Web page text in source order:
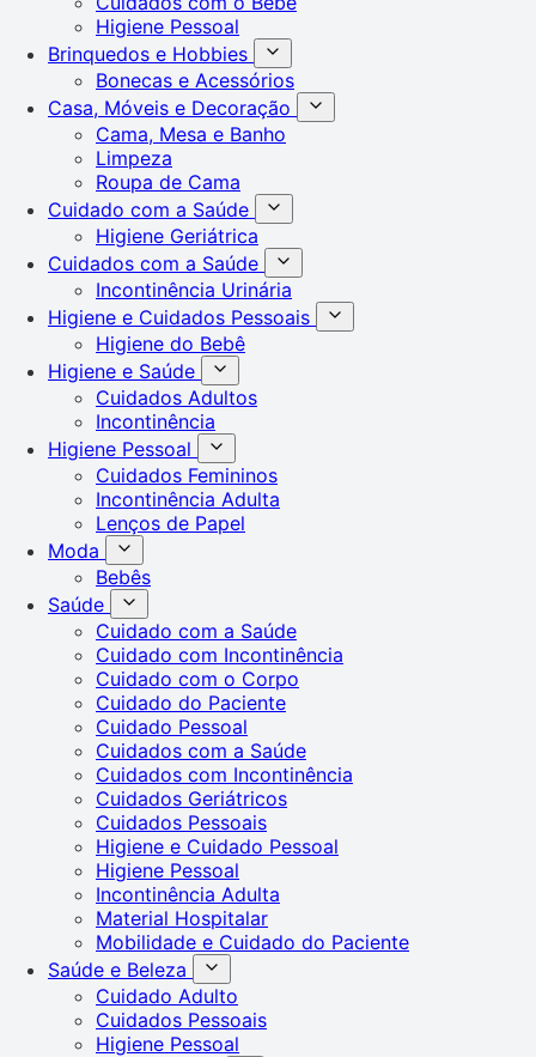
Higiene Pessoal
Brinquedos e Hobbies
Bonecas e Acessórios
Casa, Móveis e Decoração
Cama, Mesa e Banho
Limpeza
Roupa de Cama
Cuidado com a Saúde
Higiene Geriátrica
Cuidados com a Saúde
Incontinência Urinária
Higiene e Cuidados Pessoais
Higiene do Bebê
Higiene e Saúde
Cuidados Adultos
Incontinência
Higiene Pessoal
Cuidados Femininos
Incontinência Adulta
Lenços de Papel
Moda
Bebês
Saúde
Cuidado com a Saúde
Cuidado com Incontinência
Cuidado com o Corpo
Cuidado do Paciente
Cuidado Pessoal
Cuidados com a Saúde
Cuidados com Incontinência
Cuidados Geriátricos
Cuidados Pessoais
Higiene e Cuidado Pessoal
Higiene Pessoal
Incontinência Adulta
Material Hospitalar
Mobilidade e Cuidado do Paciente
Saúde e Beleza
Cuidado Adulto
Cuidados Pessoais
Higiene Pessoal